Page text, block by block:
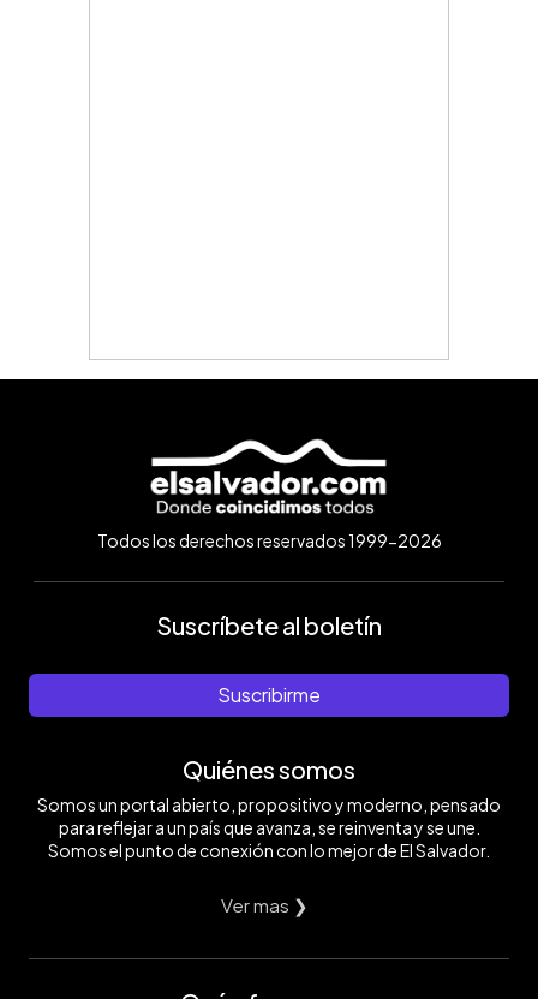
Todos los derechos reservados 1999-2026
Suscríbete al boletín
Suscribirme
Quiénes somos
Somos un portal abierto, propositivo y moderno, pensado
para reflejar a un país que avanza, se reinventa y se une.
Somos el punto de conexión con lo mejor de El Salvador.
Ver mas ❯